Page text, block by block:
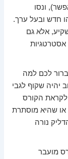
ונסו
חדש ובעל ערך.
אלא גם
אסטרטגיות
לכם למה
יהיה שקוף לגבי
הקורס
שהיא מוסתרת
נורה
מועבר